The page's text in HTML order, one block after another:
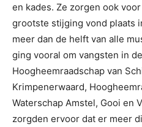
en kades. Ze zorgen ook
grootste stijging vond plaats
meer dan de helft van alle
ging vooral om vangsten in
Hoogheemraadschap van
Krimpenerwaard,
Waterschap Amstel, Gooi en
zorgden ervoor dat er meer